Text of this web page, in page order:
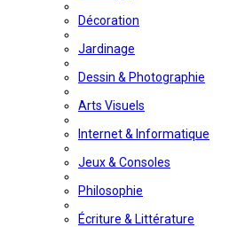
Décoration
Jardinage
Dessin & Photographie
Arts Visuels
Internet & Informatique
Jeux & Consoles
Philosophie
Écriture & Littérature